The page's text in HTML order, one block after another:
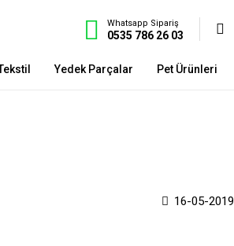
Whatsapp Sipariş
0535 786 26 03
Yedek Parçalar Pet Ürünleri
16-05-2019